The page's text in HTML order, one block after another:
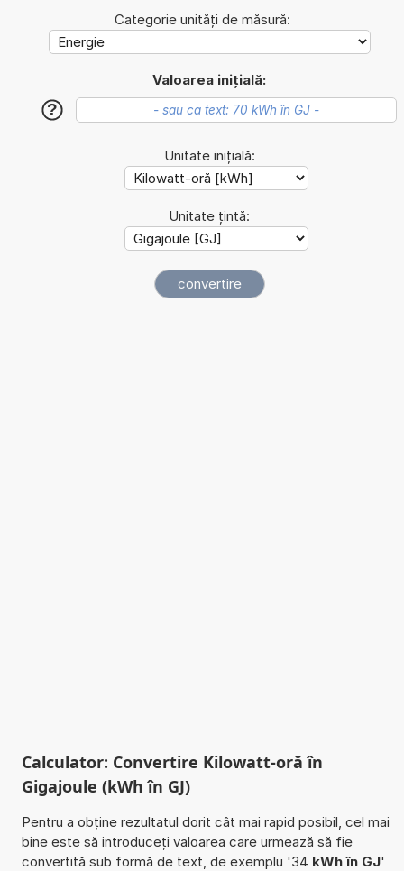
Categorie unități de măsură:
Valoarea inițială:
?
Unitate inițială:
Unitate țintă:
Calculator: Convertire Kilowatt-oră în
Gigajoule (kWh în GJ)
Pentru a obține rezultatul dorit cât mai rapid posibil, cel mai
bine este să introduceți valoarea care urmează să fie
convertită sub formă de text, de exemplu '34 kWh în GJ'